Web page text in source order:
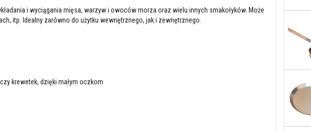
i wyciągania mięsa, warzyw i owoców morza oraz wielu innych smakołyków. Może
itp. Idealny zarówno do użytku wewnętrznego, jak i zewnętrznego.
krewetek, dzięki małym oczkom